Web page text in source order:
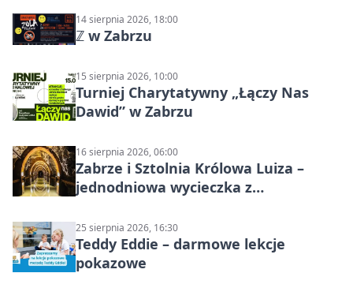
14 sierpnia 2026, 18:00
ℤ w Zabrzu
15 sierpnia 2026, 10:00
Turniej Charytatywny „Łączy Nas
Dawid” w Zabrzu
16 sierpnia 2026, 06:00
Zabrze i Sztolnia Królowa Luiza –
jednodniowa wycieczka z
miasta
25 sierpnia 2026, 16:30
Teddy Eddie – darmowe lekcje
pokazowe